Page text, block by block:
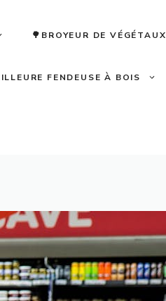
🌳BROYEUR DE VÉGÉTAUX
FENDEUSE À BOIS